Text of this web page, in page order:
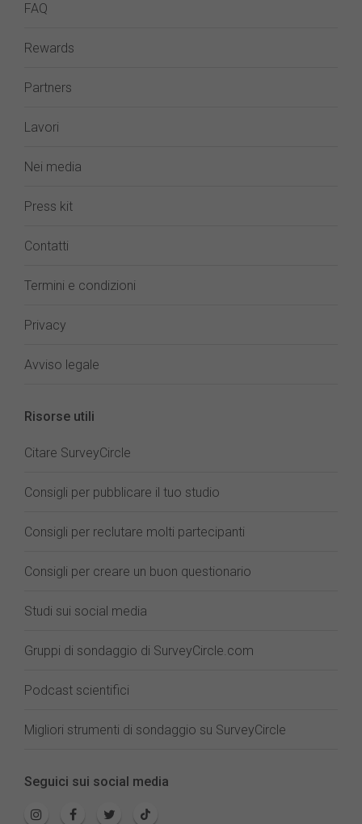
FAQ
Rewards
Partners
Lavori
Nei media
Press kit
Contatti
Termini e condizioni
Privacy
Avviso legale
Risorse utili
Citare SurveyCircle
Consigli per pubblicare il tuo studio
Consigli per reclutare molti partecipanti
Consigli per creare un buon questionario
Studi sui social media
Gruppi di sondaggio di SurveyCircle.com
Podcast scientifici
Migliori strumenti di sondaggio su SurveyCircle
Seguici sui social media